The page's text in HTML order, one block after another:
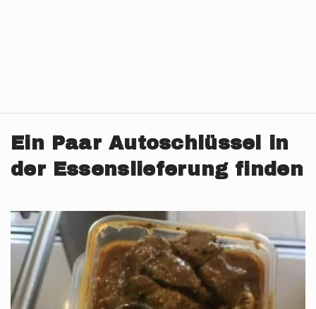
Ein Paar Autoschlüssel in
der Essenslieferung finden